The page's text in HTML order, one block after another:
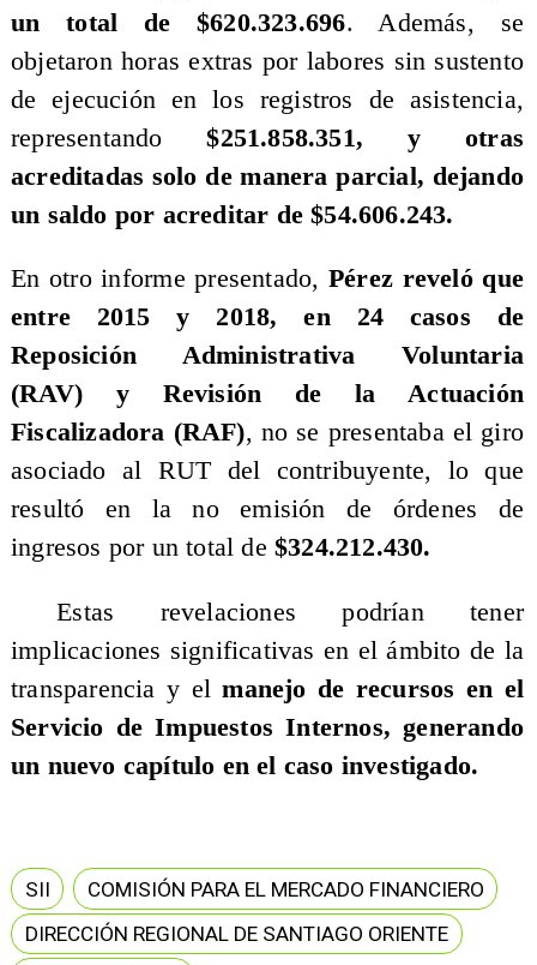
un total de $620.323.696. Además, se
objetaron horas extras por labores sin sustento
de ejecución en los registros de asistencia,
representando$251.858.351, y otras
acreditadas solo de manera parcial, dejando
un saldo por acreditar de $54.606.243.
En otro informe presentado, Pérez reveló que
entre 2015 y 2018, en 24 casos de
Reposición Administrativa Voluntaria
(RAV) y Revisión de la Actuación
Fiscalizadora (RAF), no se presentaba el giro
asociado al RUT del contribuyente, lo que
resultó en la no emisión de órdenes de
ingresos por un total de $324.212.430.
Estas revelaciones podrían tener
implicaciones significativas en el ámbito de la
transparencia y el manejo de recursos en el
Servicio de Impuestos Internos, generando
un nuevo capítulo en el caso investigado.
SII
COMISIÓN PARA EL MERCADO FINANCIERO
DIRECCIÓN REGIONAL DE SANTIAGO ORIENTE